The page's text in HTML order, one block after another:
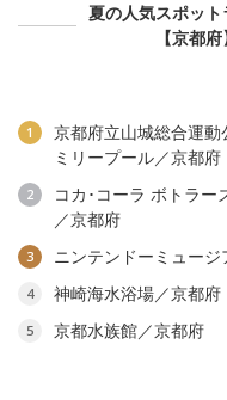
夏の人気スポッ
【京都府】
1
京都府立山城総合運
ミリープール／京都府
2
コカ･コーラ ボトラー
／京都府
3 ニンテンドーミュー
4 神崎海水浴場／京都府
5
京都水族館／京都府